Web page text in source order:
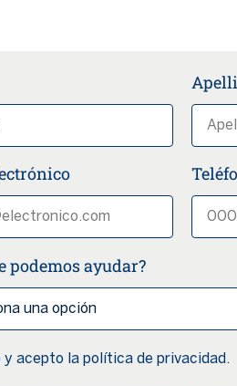
podemos ayudar?
y acepto la política de privacidad.